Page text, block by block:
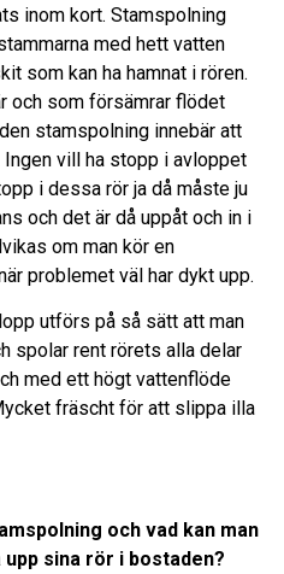
inom kort. Stamspolning
med hett vatten
som kan ha hamnat i rören.
och som försämrar flödet
stamspolning innebär att
vill ha stopp i avloppet
i dessa rör ja då måste ju
och det är då uppåt och in i
om man kör en
problemet väl har dykt upp.
utförs på så sätt att man
spolar rent rörets alla delar
med ett högt vattenflöde
fräscht för att slippa illa
och vad kan man
sina rör i bostaden?